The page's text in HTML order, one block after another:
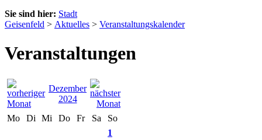
Sie sind hier: Stadt
Geisenfeld > Aktuelles > Veranstaltungskalender
Veranstaltungen
Dezember
2024
Mo
Di Mi Do Fr Sa
So
1